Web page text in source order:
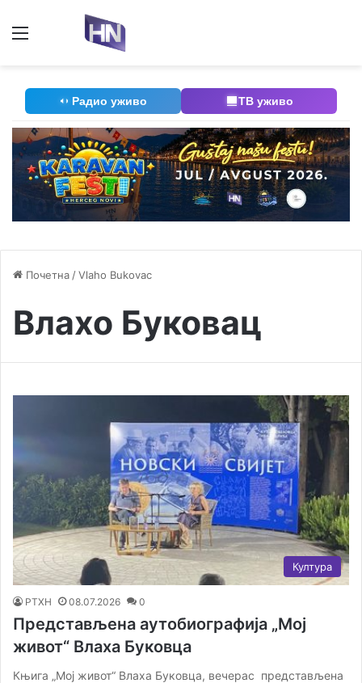
Радио уживо ТВ уживо
Почетна /Vlaho Bukovac
Влахо Буковац
Култура
РТХН 08.07.2026 0
Представљена аутобиографија „Мој
живот“ Влаха Буковца
Књига „Мој живот“ Влаха Буковца, вечерас представљена